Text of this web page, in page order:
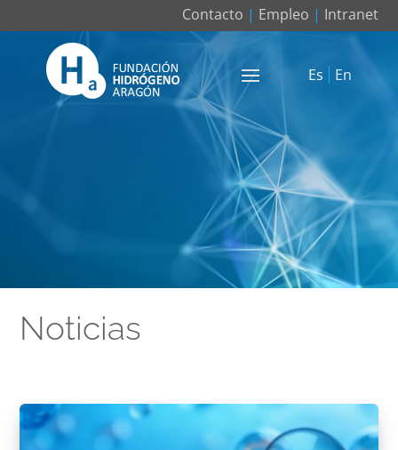
Contacto | Empleo | Intranet
Es En
Noticias